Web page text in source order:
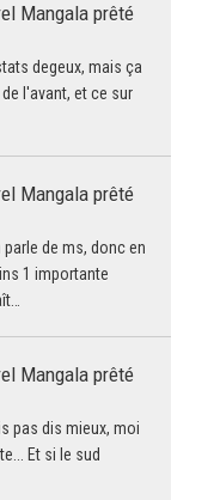
Mangala prêté
degeux, mais ça
l'avant, et ce sur
Mangala prêté
de ms, donc en
1 importante
Mangala prêté
pas dis mieux, moi
Et si le sud